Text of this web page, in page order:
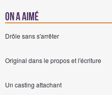
On a aimé
Drôle sans s'arrêter
Original dans le propos et l'écriture
Un casting attachant